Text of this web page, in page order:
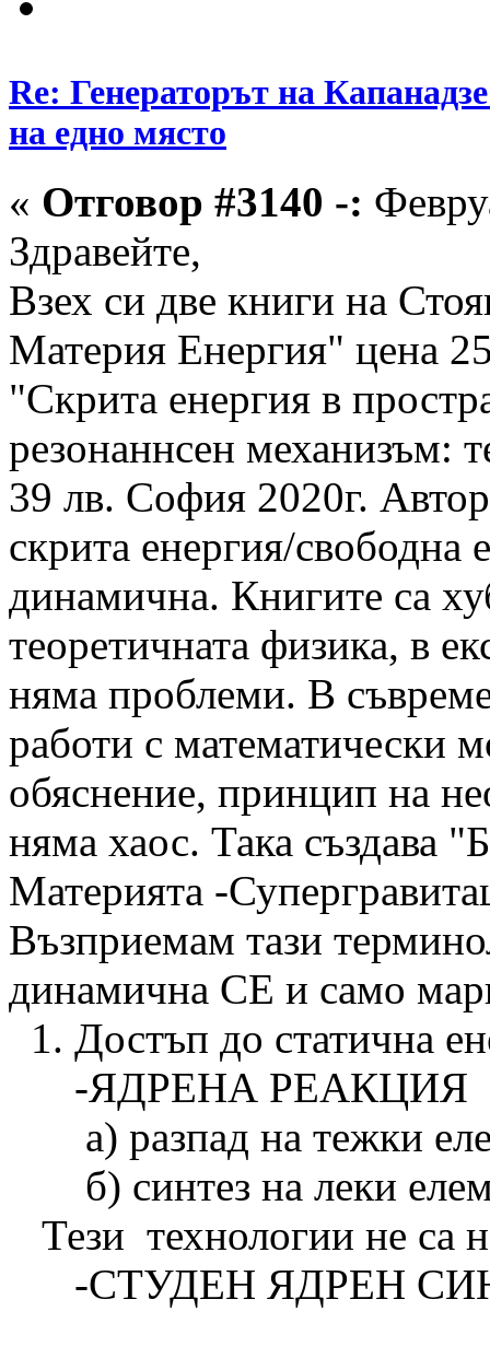
Re: Генераторът на
на едно място
« Отговор #3140 -:
Здравейте,
Взех си две книги на
Материя Енергия" цена
"Скрита енергия в
резонаннсен механизъм:
39 лв. София 2020г.
скрита енергия/свободна
динамична. Книгите са
теоретичната физика, в
няма проблеми. В
работи с математически
обяснение, принцип на
няма хаос. Така създава
Материята -
Възприемам тази
динамична СЕ и само
1. Достъп до статична
-ЯДРЕНА РЕАКЦИЯ
а) разпад на тежки
б) синтез на леки
Тези технологии не са
-СТУДЕН ЯДРЕН